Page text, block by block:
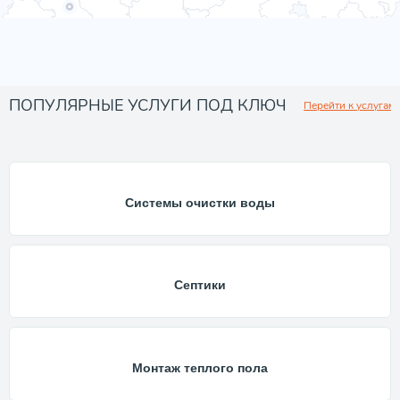
ПОПУЛЯРНЫЕ УСЛУГИ ПОД КЛЮЧ Перейти к услугам
Системы очистки воды
Септики
Монтаж теплого пола